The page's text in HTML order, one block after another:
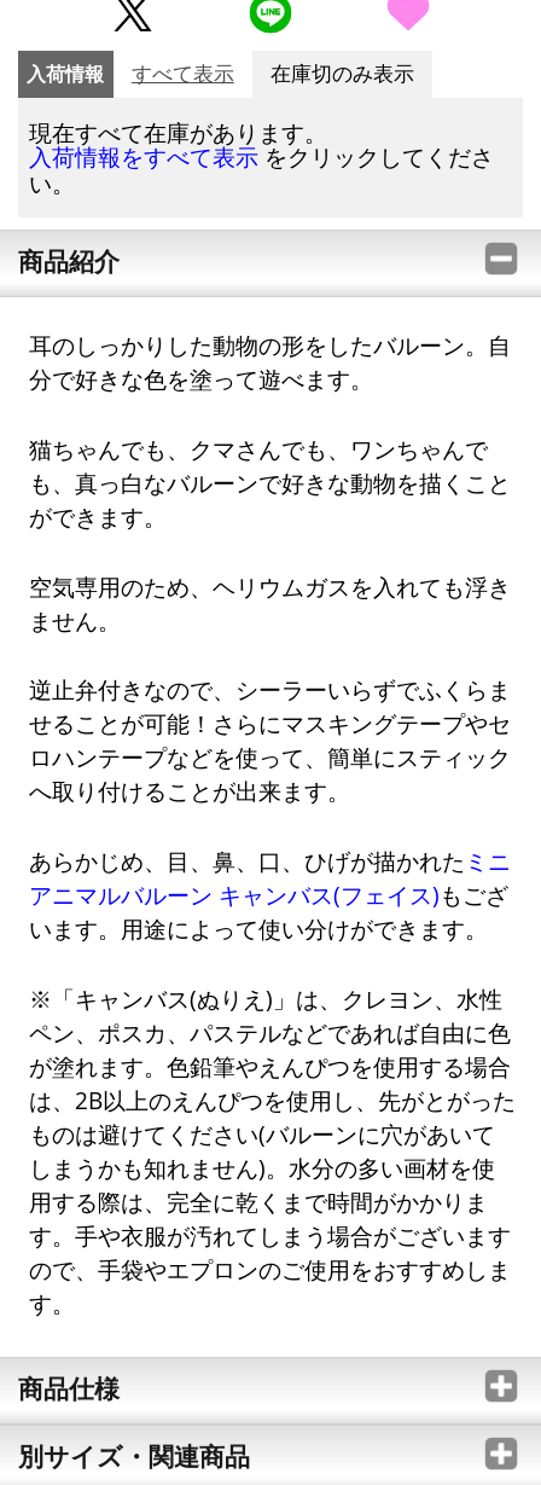
入荷情報 すべて表示 在庫切のみ表示
現在すべて在庫があります。
入荷情報をすべて表示 をクリックしてくださ
い。
商品紹介
耳のしっかりした動物の形をしたバルーン。自
分で好きな色を塗って遊べます。
猫ちゃんでも、クマさんでも、ワンちゃんで
も、真っ白なバルーンで好きな動物を描くこと
ができます。
空気専用のため、ヘリウムガスを入れても浮き
ません。
逆止弁付きなので、シーラーいらずでふくらま
せることが可能！さらにマスキングテープやセ
ロハンテープなどを使って、簡単にスティック
へ取り付けることが出来ます。
あらかじめ、目、鼻、口、ひげが描かれた ミニ
アニマルバルーン キャンバス(フェイス)もござ
います。用途によって使い分けができます。
※「キャンバス(ぬりえ)」は、クレヨン、水性
ペン、ポスカ、パステルなどであれば自由に色
が塗れます。色鉛筆やえんぴつを使用する場合
は、2B以上のえんぴつを使用し、先がとがった
ものは避けてください(バルーンに穴があいて
しまうかも知れません)。水分の多い画材を使
用する際は、完全に乾くまで時間がかかりま
す。手や衣服が汚れてしまう場合がございます
ので、手袋やエプロンのご使用をおすすめしま
す。
商品仕様
別サイズ・関連商品